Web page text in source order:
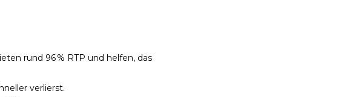
rund 96 % RTP und helfen, das
verlierst.